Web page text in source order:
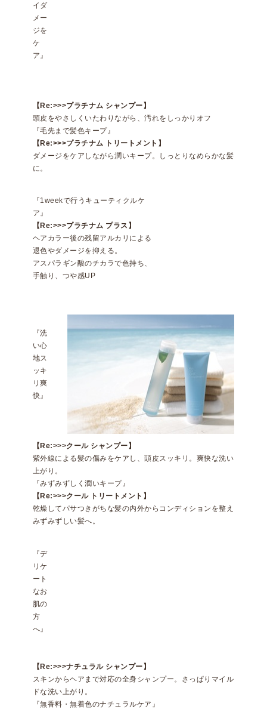
イダ
メー
ジを
ケ
ア』
【Re:>>>プラチナム シャンプー】
頭皮をやさしくいたわりながら、汚れをしっかりオフ
『毛先まで髪色キープ』
【Re:>>>プラチナム トリートメント】
ダメージをケアしながら潤いキープ。しっとりなめらかな髪
に。
『1weekで行うキューティクルケ
ア』
【Re:>>>プラチナム プラス】
ヘアカラー後の残留アルカリによる
退色やダメージを抑える。
アスパラギン酸のチカラで色持ち、
手触り、つや感UP
『洗
い心
地ス
ッキ
リ爽
快』
【Re:>>>クール シャンプー】
紫外線による髪の傷みをケアし、頭皮スッキリ。爽快な洗い
上がり。
『みずみずしく潤いキープ』
【Re:>>>クール トリートメント】
乾燥してパサつきがちな髪の内外からコンディションを整え
みずみずしい髪へ。
『デ
リケ
ート
なお
肌の
方
へ』
【Re:>>>ナチュラル シャンプー】
スキンからヘアまで対応の全身シャンプー。さっぱりマイル
ドな洗い上がり。
『無香料・無着色のナチュラルケア』